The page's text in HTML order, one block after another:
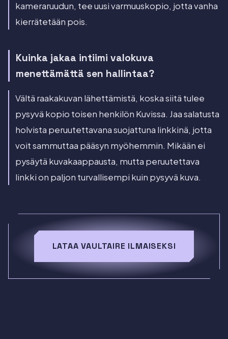
kameraruudun, tee uusi varmuuskopio, jotta vanha
kierrätetään pois.
Kuinka jakaa intiimi valokuva
menettämättä sen hallintaa?
Vältä raakakuvan lähettämistä, koska siitä tulee
pysyvä kopio toisen henkilön Kuvissa. Jaa salatusta
holvista peruutettavana suojattuna linkkinä, jotta
voit sammuttaa pääsyn myöhemmin. Mikään ei
pysäytä kuvakaappausta, mutta peruutettava
linkki on paljon turvallisempi kuin pysyvä kuva.
LATAA VAULTAIRE ILMAISEKSI